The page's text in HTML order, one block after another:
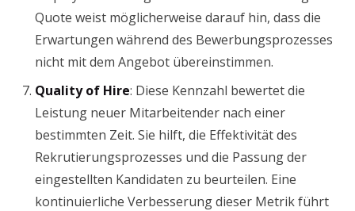
Quote weist möglicherweise darauf hin, dass die
Erwartungen während des Bewerbungsprozesses
nicht mit dem Angebot übereinstimmen.
Quality of Hire: Diese Kennzahl bewertet die
Leistung neuer Mitarbeitender nach einer
bestimmten Zeit. Sie hilft, die Effektivität des
Rekrutierungsprozesses und die Passung der
eingestellten Kandidaten zu beurteilen. Eine
kontinuierliche Verbesserung dieser Metrik führt